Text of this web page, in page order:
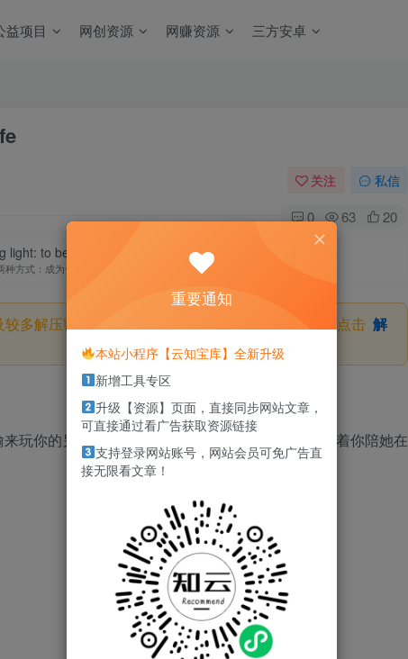
益项目 网创资源 网赚资源 三方安卓
关注 私信
0 63 20
to be the candle or the mirror that reflects it.
种方式：成为一支蜡烛或当一面镜子
多解压密码，如果你下载的资源需要解压密码，请点击 解
玩你的另一个老婆……她染上了换装的爱好，正等着你陪她在
重要通知
本站小程序【云知宝库】全新升级
新增工具专区
升级【资源】页面，直接同步网站文章，
可直接通过看广告获取资源链接
支持登录网站账号，网站会员可免广告直
接无限看文章！